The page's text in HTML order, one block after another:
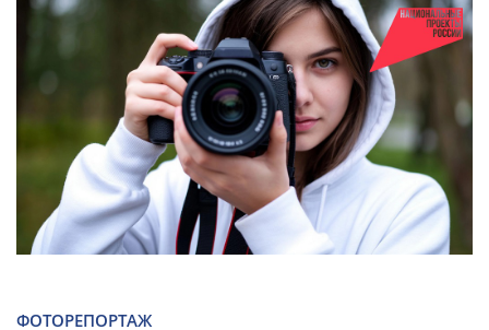
ФОТОРЕПОРТАЖ